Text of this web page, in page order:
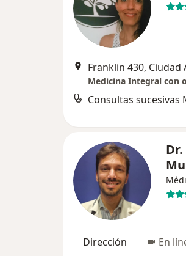
Medicina Integral con
Dirección En